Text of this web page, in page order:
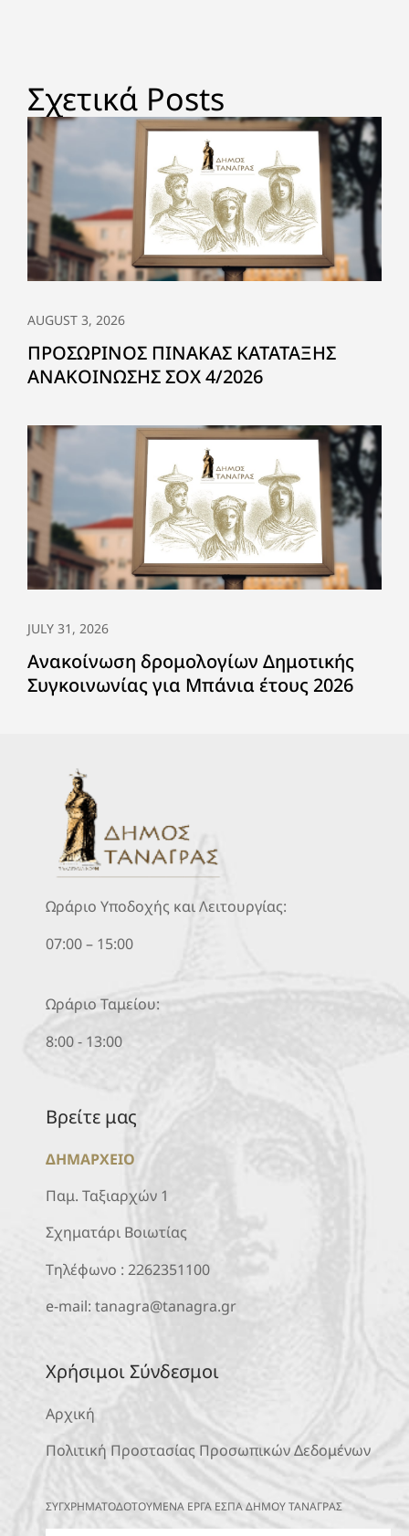
Σχετικά Posts
AUGUST 3, 2026
ΠΡΟΣΩΡΙΝΟΣ ΠΙΝΑΚΑΣ ΚΑΤΑΤΑΞΗΣ
ΑΝΑΚΟΙΝΩΣΗΣ ΣΟΧ 4/2026
JULY 31, 2026
Ανακοίνωση δρομολογίων Δημοτικής
Συγκοινωνίας για Μπάνια έτους 2026
Ωράριο Υποδοχής και Λειτουργίας:
07:00 – 15:00
Ωράριο Ταμείου:
8:00 - 13:00
Βρείτε μας
ΔΗΜΑΡΧΕΙΟ
Παμ. Ταξιαρχών 1
Σχηματάρι Βοιωτίας
Τηλέφωνο : 2262351100
e-mail: tanagra@tanagra.gr
Χρήσιμοι Σύνδεσμοι
Αρχική
Πολιτική Προστασίας Προσωπικών Δεδομένων
ΣΥΓΧΡΗΜΑΤΟΔΟΤΟΥΜΕΝΑ ΕΡΓΑ ΕΣΠΑ ΔΗΜΟΥ ΤΑΝΑΓΡΑΣ